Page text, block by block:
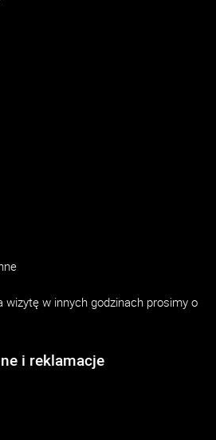
wizytę w innych godzinach prosimy o
i reklamacje